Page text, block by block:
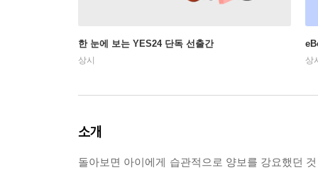
한 눈에 보는 YES24 단독 선출간
상시 상
소개
돌아보면 아이에게 습관적으로 양보를 강요했던